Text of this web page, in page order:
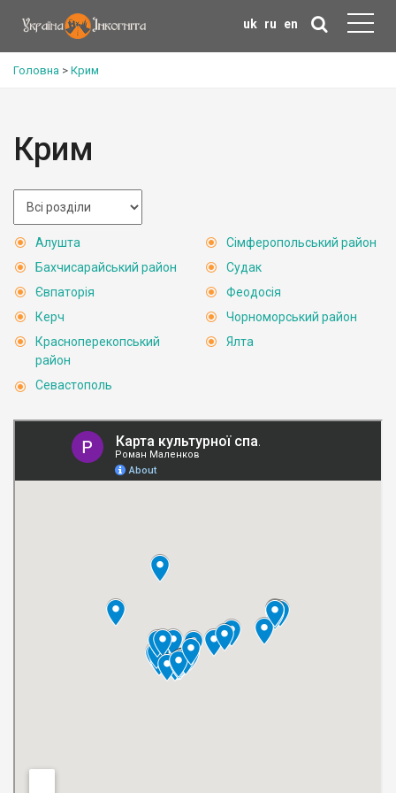
uk ru en
Головна > Крим
Крим
Алушта
Бахчисарайський район
Євпаторія
Керч
Красноперекопський
район
Севастополь
Сімферопольський район
Судак
Феодосія
Чорноморський район
Ялта